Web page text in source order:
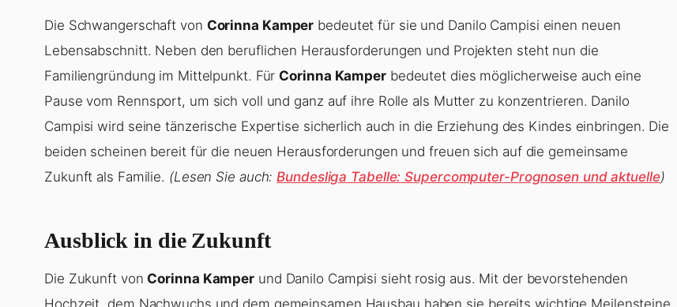
Die Schwangerschaft von Corinna Kamper bedeutet für sie und Danilo Campisi einen neuen
Lebensabschnitt. Neben den beruflichen Herausforderungen und Projekten steht nun die
Familiengründung im Mittelpunkt. Für Corinna Kamperbedeutet dies möglicherweise auch eine
Pause vom Rennsport, um sich voll und ganz auf ihre Rolle als Mutter zu konzentrieren. Danilo
Campisi wird seine tänzerische Expertise sicherlich auch in die Erziehung des Kindes einbringen. Die
beiden scheinen bereit für die neuen Herausforderungen und freuen sich auf die gemeinsame
Zukunft als Familie. (Lesen Sie auch:Bundesliga Tabelle: Supercomputer-Prognosen und aktuelle)
Ausblick in die Zukunft
Die Zukunft von Corinna Kamper und Danilo Campisi sieht rosig aus. Mit der bevorstehenden
Hochzeit, dem Nachwuchs und dem gemeinsamen Hausbau haben sie bereits wichtige Meilensteine